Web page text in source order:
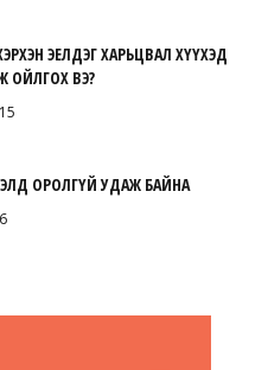
ЭЕЛДЭГ ХАРЬЦВАЛ ХҮҮХЭД
ОЙЛГОХ ВЭ?
ОРОЛГҮЙ УДАЖ БАЙНА